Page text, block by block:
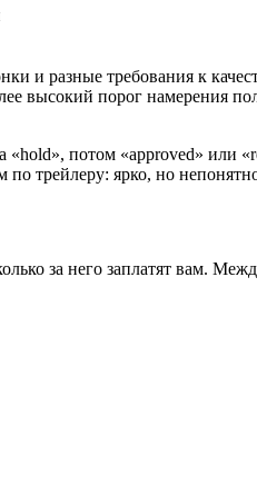
и разные требования к
высокий порог намерения
потом «approved» или
трейлеру: ярко, но
за него заплатят вам.